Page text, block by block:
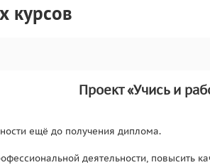
курсов
Проект «Учись и
ещё до получения диплома.
деятельности, повысить